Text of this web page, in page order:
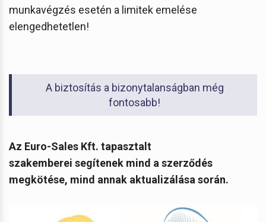
munkavégzés esetén a limitek emelése
elengedhetetlen!
A biztosítás a bizonytalanságban még
fontosabb!
Az Euro-Sales Kft. tapasztalt
szakemberei segítenek mind a szerződés
megkötése, mind annak aktualizálása során.